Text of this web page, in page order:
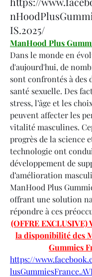
IS.2025/
ManHood Plus
Dans le monde en
d'aujourd'hui, de
sont confrontés à des
santé sexuelle. Des
stress, l’âge et les
peuvent affecter les
vitalité masculines.
progrès de la science
technologie ont
développement de
d’amélioration
ManHood Plus
offrant une solution
répondre à ces
(OFFRE
la disponibilité des
Gummies
https://